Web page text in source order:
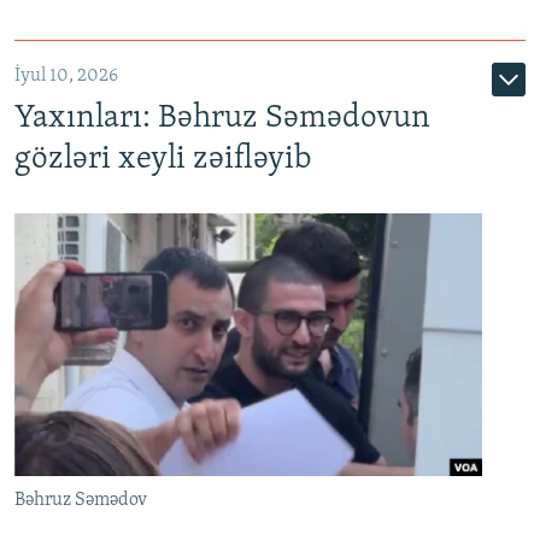
İyul 10, 2026
Yaxınları: Bəhruz Səmədovun
gözləri xeyli zəifləyib
Bəhruz Səmədov